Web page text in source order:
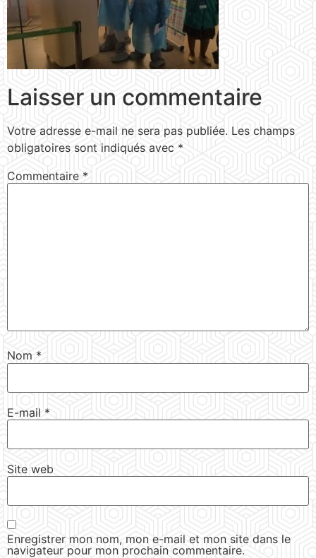
Laisser un commentaire
Votre adresse e-mail ne sera pas publiée. Les champs
obligatoires sont indiqués avec *
Commentaire *
Nom *
E-mail*
Site web
Enregistrer mon nom, mon e-mail et mon site dans le
navigateur pour mon prochain commentaire.